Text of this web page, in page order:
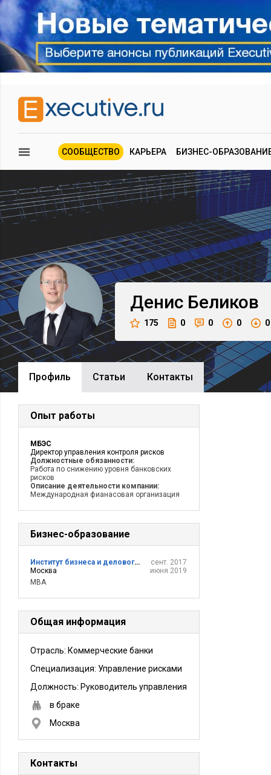
СООБЩЕСТВО КАРЬЕРА БИЗНЕС-
Денис Беликов
175 0 0 0 0
Профиль Cтатьи Контакты
Опыт работы
МБЭС
Директор управления контроля рисков
Должностные обязанности:
Работа по снижению уровня банковских
рисков
Описание деятельности компании:
Международная фианасовая организация
Бизнес-образование
Институт бизнеса и делового администрирования РАНХиГС
Москва
MBA
сент. 2017
июня 2019
Общая информация
Отрасль: Коммерческие банки
Специализация: Управление рисками
Должность: Руководитель управления
в браке
Москва
Контакты